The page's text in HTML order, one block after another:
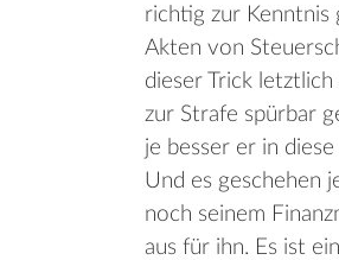
richtig zur Kenntnis
Akten von
dieser Trick
zur Strafe spürbar
je besser er in
Und es geschehen
noch seinem
aus für ihn. Es ist